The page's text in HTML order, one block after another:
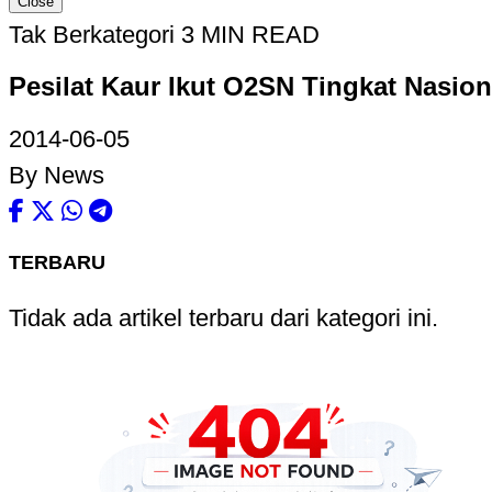
Tak Berkategori 3 MIN READ
Pesilat Kaur Ikut O2SN Tingkat
2014-06-05
By News
TERBARU
Tidak ada artikel terbaru dari kategori ini.